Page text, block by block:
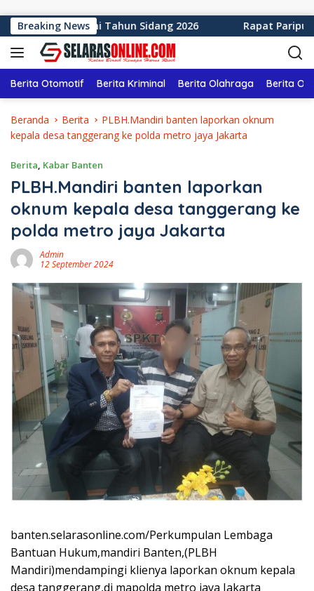
Breaking News
Sukabumi Tahun Sidang 2026 Rapat Paripurna ke-
Berita Otomotif Berita Kriminal Berita Olahraga Berita
Beranda Berita
PLBH.Mandiri banten laporkan oknum
kepala desa tanggerang ke polda metro jaya Jakarta
Berita, Kabar Banten
PLBH.Mandiri banten laporkan
oknum kepala desa tanggerang ke
polda metro jaya Jakarta
Admin
12 September 2024
banten.selarasonline.com/Perkumpulan Lembaga
Bantuan Hukum,mandiri Banten,(PLBH
Mandiri)mendampingi klienya laporkan oknum kepala
desa tanggerang,di mapolda metro jaya Jakarta